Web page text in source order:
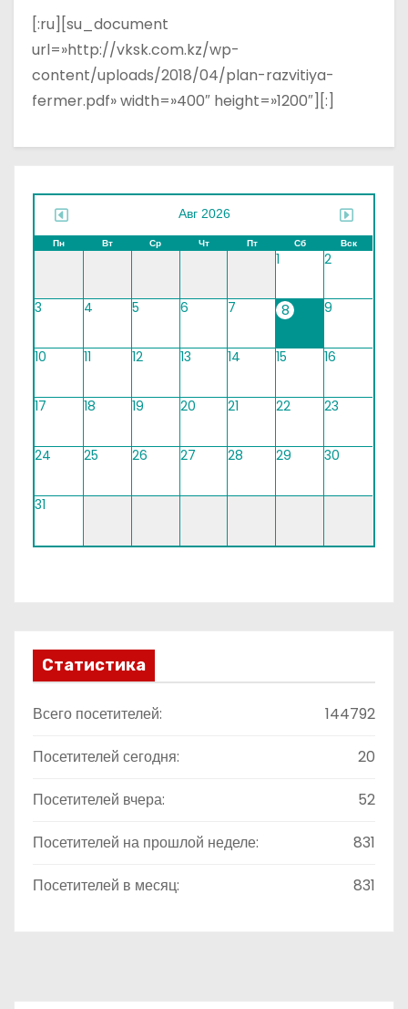
[:ru][su_document
url=»http://vksk.com.kz/wp-
content/uploads/2018/04/plan-razvitiya-
fermer.pdf» width=»400″ height=»1200″][:]
Авг 2026
Пн Вт Ср Чт Пт Сб Вск
1 2
3 4 5 6 7 8 9
10 11 12 13 14 15 16
17 18 19 20 21 22 23
24 25 26 27 28 29 30
31
Статистика
144792
Всего посетителей:
20
Посетителей сегодня:
52
Посетителей вчера:
831
Посетителей на прошлой неделе:
831
Посетителей в месяц: